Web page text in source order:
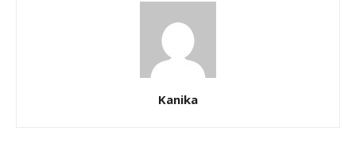
Kanika